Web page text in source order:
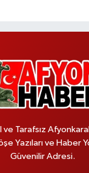
Tarafsız
Yazıları ve Haber
Güvenilir Adresi.